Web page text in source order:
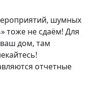
шумных
тоже не сдаём! Для
дом, там
отчетные